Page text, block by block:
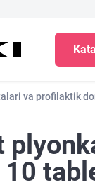
va profilaktik
10